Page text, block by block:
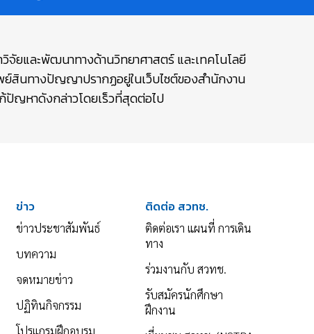
ยและพัฒนาทางด้านวิทยาศาสตร์ และเทคโนโลยี
ย์สินทางปัญญาปรากฏอยู่ในเว็บไซต์ของสำนักงาน
ปัญหาดังกล่าวโดยเร็วที่สุดต่อไป
ข่าว
ข่าวประชาสัมพันธ์
บทความ
จดหมายข่าว
ปฏิทินกิจกรรม
โปรแกรมฝึกอบรม
ติดต่อ สวทช.
ติดต่อเรา แผนที่ การเดิน
ทาง
ร่วมงานกับ สวทช.
รับสมัครนักศึกษา
ฝึกงาน